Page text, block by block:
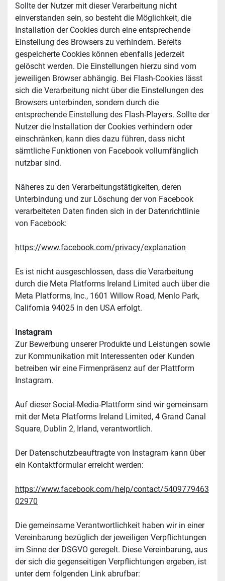
Sollte der Nutzer mit dieser Verarbeitung nicht
einverstanden sein, so besteht die Möglichkeit, die
Installation der Cookies durch eine entsprechende
Einstellung des Browsers zu verhindern. Bereits
gespeicherte Cookies können ebenfalls jederzeit
gelöscht werden. Die Einstellungen hierzu sind vom
jeweiligen Browser abhängig. Bei Flash-Cookies lässt
sich die Verarbeitung nicht über die Einstellungen des
Browsers unterbinden, sondern durch die
entsprechende Einstellung des Flash-Players. Sollte der
Nutzer die Installation der Cookies verhindern oder
einschränken, kann dies dazu führen, dass nicht
sämtliche Funktionen von Facebook vollumfänglich
nutzbar sind.
Näheres zu den Verarbeitungstätigkeiten, deren
Unterbindung und zur Löschung der von Facebook
verarbeiteten Daten finden sich in der Datenrichtlinie
von Facebook:
https://www.facebook.com/privacy/explanation
Es ist nicht ausgeschlossen, dass die Verarbeitung
durch die Meta Platforms Ireland Limited auch über die
Meta Platforms, Inc., 1601 Willow Road, Menlo Park,
California 94025 in den USA erfolgt.
Instagram
Zur Bewerbung unserer Produkte und Leistungen sowie
zur Kommunikation mit Interessenten oder Kunden
betreiben wir eine Firmenpräsenz auf der Plattform
Instagram.
Auf dieser Social-Media-Plattform sind wir gemeinsam
mit der Meta Platforms Ireland Limited, 4 Grand Canal
Square, Dublin 2, Irland, verantwortlich.
Der Datenschutzbeauftragte von Instagram kann über
ein Kontaktformular erreicht werden:
https://www.facebook.com/help/contact/5409779463
02970
Die gemeinsame Verantwortlichkeit haben wir in einer
Vereinbarung bezüglich der jeweiligen Verpflichtungen
im Sinne der DSGVO geregelt. Diese Vereinbarung, aus
der sich die gegenseitigen Verpflichtungen ergeben, ist
unter dem folgenden Link abrufbar: